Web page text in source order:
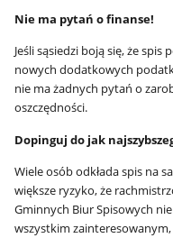
Nie ma pytań o finanse!
Jeśli sąsiedzi boją się, że spis
nowych dodatkowych
nie ma żadnych pytań o
oszczędności.
Dopinguj do jak
Wiele osób odkłada spis na
większe ryzyko, że
Gminnych Biur Spisowych
wszystkim zainteresowanym,